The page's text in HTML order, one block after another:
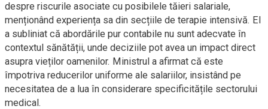
despre riscurile asociate cu posibilele tăieri salariale,
menționând experiența sa din secțiile de terapie intensivă. El
a subliniat că abordările pur contabile nu sunt adecvate în
contextul sănătății, unde deciziile pot avea un impact direct
asupra vieților oamenilor. Ministrul a afirmat că este
împotriva reducerilor uniforme ale salariilor, insistând pe
necesitatea de a lua în considerare specificitățile sectorului
medical.